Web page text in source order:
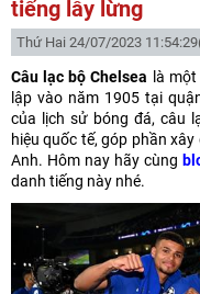
tiếng lẫy lừng
Thứ Hai 24/07/2023 11:54:29
Câu lạc bộ Chelsea là
lập vào năm 1905 tại
của lịch sử bóng đá, câu
hiệu quốc tế, góp phần
Anh. Hôm nay hãy cùng
danh tiếng này nhé.
KQBD
Blog bóng đá
Lịch sử đối đầu